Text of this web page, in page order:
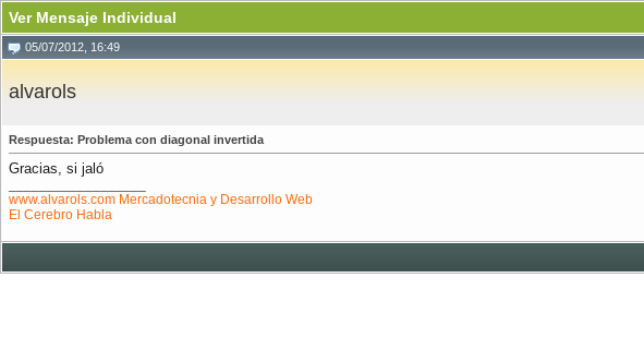
Ver Mensaje Individual
05/07/2012, 16:49
alvarols
Respuesta: Problema con diagonal invertida
Gracias, si jaló
www.alvarols.com Mercadotecnia y Desarrollo Web
El Cerebro Habla